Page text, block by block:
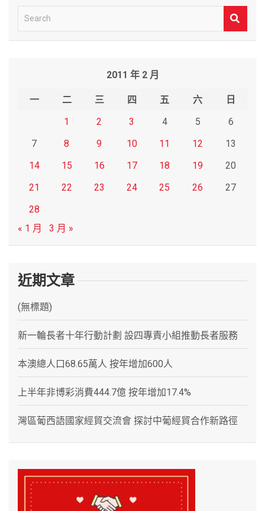
e
2011 年 2 月
一 二 三 四 五 六
日
1
2 3 4 5
6
7
8 9 10 11 12
13
14
15 16 17 18 19
20
21
22 23 24 25 26
27
28
« 1 月
3 月 »
近期文章
(無標題)
新一輪長者十年行動計劃 設四專責小組推動長者服務
本澳總人口68.65萬人 按年增加600人
上半年非博彩消費444.7億 按年增加17.4%
灣區葡西語國家經貿交流會 探討中葡經貿合作新路徑